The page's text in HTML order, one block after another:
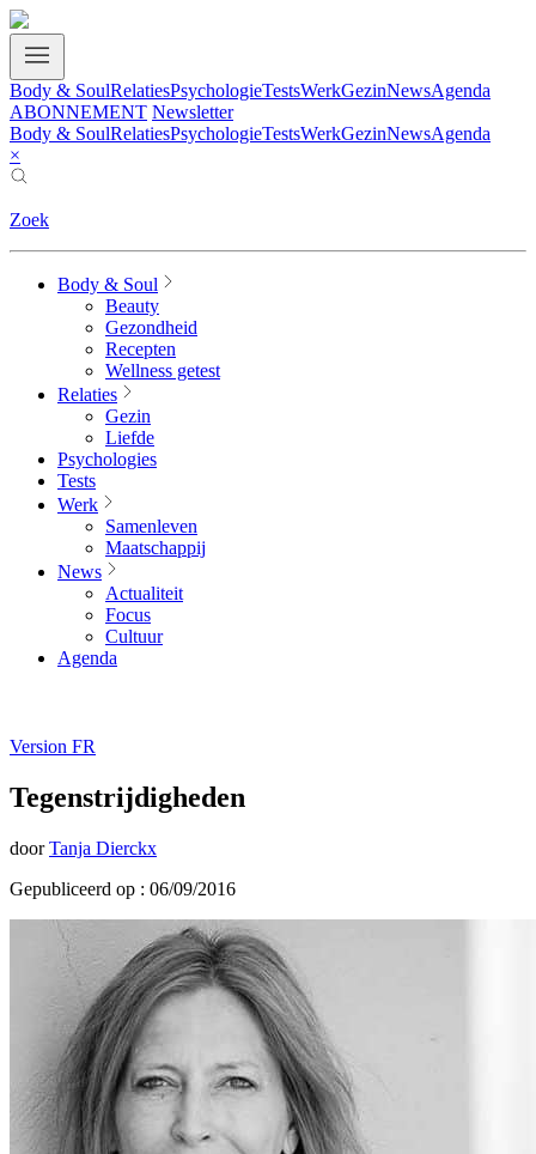
Body & SoulRelatiesPsychologieTestsWerkGezinNewsAgenda
ABONNEMENT Newsletter
Body & SoulRelatiesPsychologieTestsWerkGezinNewsAgenda
×
Zoek
Body & Soul
Beauty
Gezondheid
Recepten
Wellness getest
Relaties
Gezin
Liefde
Psychologies
Tests
Werk
Samenleven
Maatschappij
News
Actualiteit
Focus
Cultuur
Agenda
Version FR
Tegenstrijdigheden
door Tanja Dierckx
Gepubliceerd op : 06/09/2016